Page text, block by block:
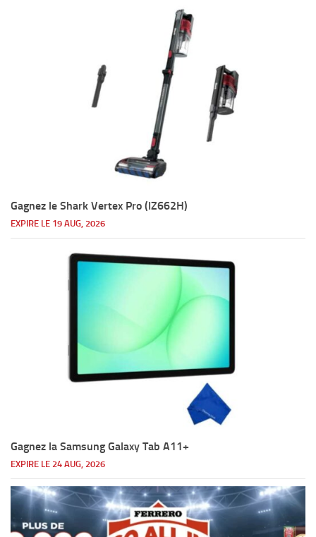
Gagnez le Shark Vertex Pro (IZ662H)
EXPIRE LE 19 AUG, 2026
Gagnez la Samsung Galaxy Tab A11+
EXPIRE LE 24 AUG, 2026